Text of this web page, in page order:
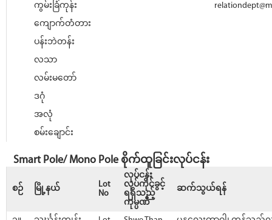
ကွမ်းခြံကုန်း
ကျောက်တံတား
ပန်းဘဲတန်း
လသာ
လမ်းမတော်
ဒဂုံ
အလုံ
စမ်းချောင်း
Smart Pole/ Mono Pole စိုက်ထူခြင်းလုပ်ငန်း
စဉ် မြို့နယ်
Lot
No
လုပ်ငန်း
လုပ်ကိုင်ခွင့်
ရရှိသည့်
ကုမ္ပဏီ
ဆက်သွယ်ရန်